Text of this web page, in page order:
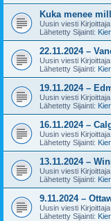
Kuka menee
Uusin viesti Kirjoittaja
Lähetetty Sijainti:
22.11.2024 –
Uusin viesti Kirjoittaja
Lähetetty Sijainti:
19.11.2024 –
Uusin viesti Kirjoittaja
Lähetetty Sijainti:
16.11.2024 –
Uusin viesti Kirjoittaja
Lähetetty Sijainti:
13.11.2024 –
Uusin viesti Kirjoittaja
Lähetetty Sijainti:
9.11.2024 –
Uusin viesti Kirjoittaja
Lähetetty Sijainti: